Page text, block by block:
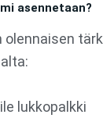
asennetaan?
olennaisen
lukkopalkki